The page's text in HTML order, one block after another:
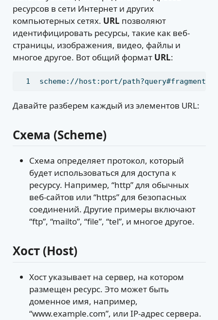
ресурсов в сети Интернет и других
компьютерных сетях. URL позволяют
идентифицировать ресурсы, такие как веб-
страницы, изображения, видео, файлы и
многое другое. Вот общий формат URL:
scheme://host:port/path?query#fragment
Давайте разберем каждый из элементов URL:
Схема (Scheme)
Схема определяет протокол, который
будет использоваться для доступа к
ресурсу. Например, “http” для обычных
веб-сайтов или “https” для безопасных
соединений. Другие примеры включают
“ftp”, “mailto”, “file”, “tel”, и многое другое.
Хост (Host)
Хост указывает на сервер, на котором
размещен ресурс. Это может быть
доменное имя, например,
“www.example.com”, или IP-адрес сервера.